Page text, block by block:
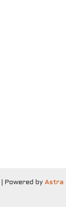
Powered by Astra